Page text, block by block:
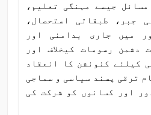
جیسے مہنگی تعلیم،
جبر، طبقاتی استحصال،
میں جاری بدامنی اور
دشمن رسومات کیخلاف اور
کیلئے کنونشن کا انعقاد
ترقی پسند سیاسی و سماجی
اور کسانوں کو شرکت کی